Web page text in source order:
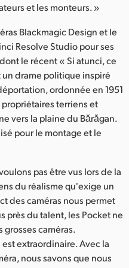
et les monteurs. »
Blackmagic Design et le
Resolve Studio pour ses
le récent « Si atunci, ce
drame politique inspiré
ordonnée en 1951
terriens et
vers la plaine du Bărăgan.
pour le montage et le
pas être vus lors de la
du réalisme qu'exige un
des caméras nous permet
près du talent, les Pocket ne
grosses caméras.
extraordinaire. Avec la
nous savons que nous